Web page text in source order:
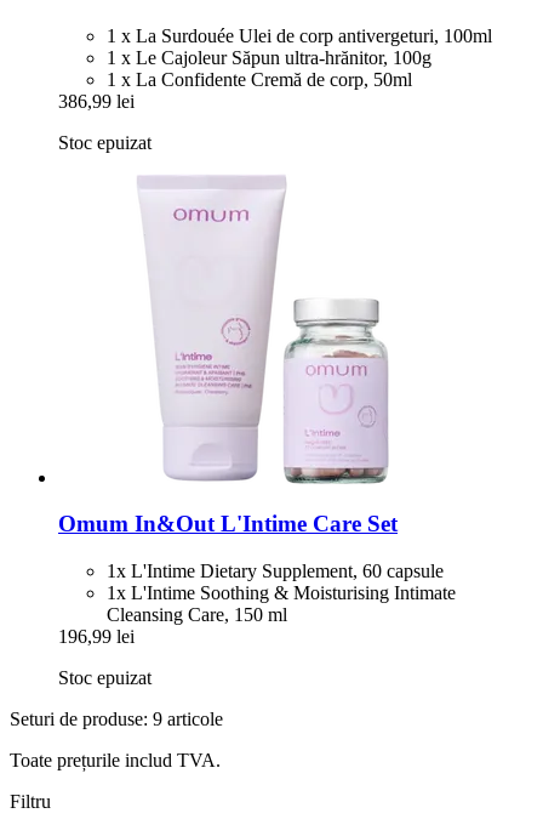
1 x La Surdouée Ulei de corp antivergeturi, 100ml
1 x Le Cajoleur Săpun ultra-hrănitor, 100g
1 x La Confidente Cremă de corp, 50ml
386,99 lei
Stoc epuizat
Omum In&Out L'Intime Care Set
1x L'Intime Dietary Supplement, 60 capsule
1x L'Intime Soothing & Moisturising Intimate
Cleansing Care, 150 ml
196,99 lei
Stoc epuizat
Seturi de produse: 9 articole
Toate prețurile includ TVA.
Filtru